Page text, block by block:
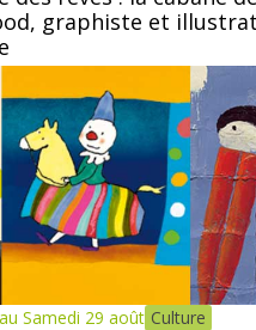
graphiste et
Samedi 29 août Culture